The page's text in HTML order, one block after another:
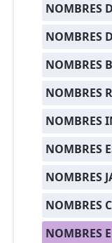
NOMBRES
NOMBRES
NOMBRES
NOMBRES
NOMBRES
NOMBRES
NOMBRES
NOMBRES
NOMBRES